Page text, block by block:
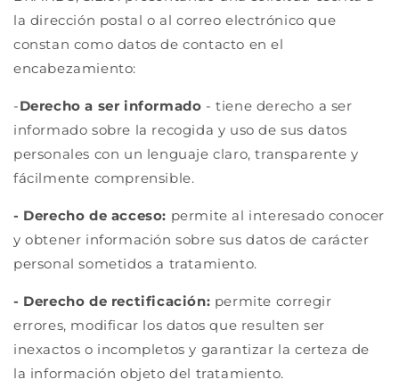
la dirección postal o al correo electrónico que
constan como datos de contacto en el
encabezamiento:
-Derecho a ser informado - tiene derecho a ser
informado sobre la recogida y uso de sus datos
personales con un lenguaje claro, transparente y
fácilmente comprensible.
- Derecho de acceso: permite al interesado conocer
y obtener información sobre sus datos de carácter
personal sometidos a tratamiento.
- Derecho de rectificación: permite corregir
errores, modificar los datos que resulten ser
inexactos o incompletos y garantizar la certeza de
la información objeto del tratamiento.